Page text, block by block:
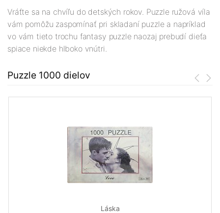
Vráťte sa na chvíľu do detských rokov. Puzzle ružová víla
vám pomôžu zaspomínať pri skladaní puzzle a napríklad
vo vám tieto trochu fantasy puzzle naozaj prebudí dieťa
spiace niekde hlboko vnútri.
Puzzle 1000 dielov
Láska